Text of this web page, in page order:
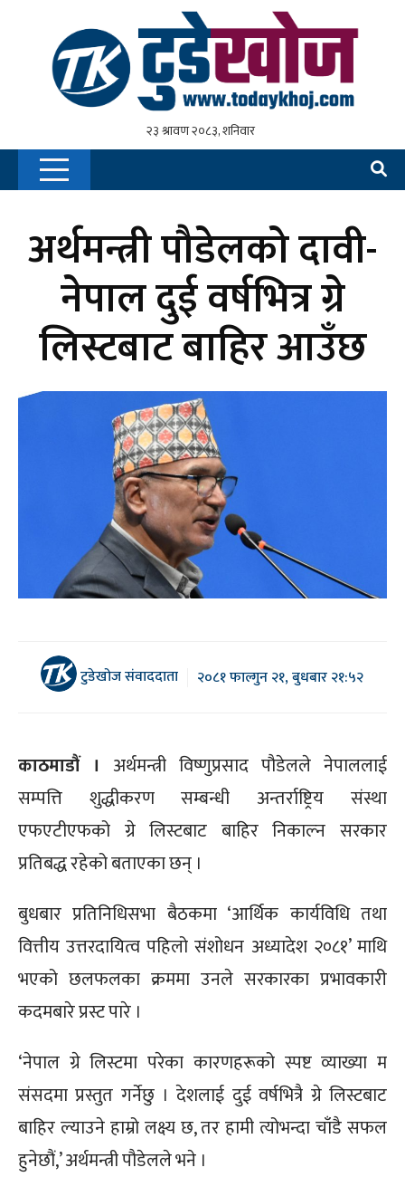
अर्थमन्त्री पौडेलको दावी-
नेपाल दुई वर्षभित्र ग्रे
लिस्टबाट बाहिर आउँछ
टुडेखोज संवाददाता २०८१ फाल्गुन २१, बुधबार २१:५२
काठमाडौं । अर्थमन्त्री विष्णुप्रसाद पौडेलले नेपाललाई
सम्पत्ति शुद्धीकरण सम्बन्धी अन्तर्राष्ट्रिय संस्था
एफएटीएफको ग्रे लिस्टबाट बाहिर निकाल्न सरकार
प्रतिबद्ध रहेको बताएका छन् ।
बुधबार प्रतिनिधिसभा बैठकमा ‘आर्थिक कार्यविधि तथा
वित्तीय उत्तरदायित्व पहिलो संशोधन अध्यादेश २०८१’ माथि
भएको छलफलका क्रममा उनले सरकारका प्रभावकारी
कदमबारे प्रस्ट पारे ।
‘नेपाल ग्रे लिस्टमा परेका कारणहरूको स्पष्ट व्याख्या म
संसदमा प्रस्तुत गर्नेछु । देशलाई दुई वर्षभित्रै ग्रे लिस्टबाट
बाहिर ल्याउने हाम्रो लक्ष्य छ, तर हामी त्योभन्दा चाँडै सफल
हुनेछौं,’ अर्थमन्त्री पौडेलले भने ।